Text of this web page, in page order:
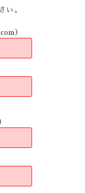
い。
）